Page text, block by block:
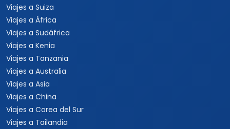
Viajes a Suiza
Viajes a África
Viajes a Sudáfrica
Viajes a Kenia
Viajes a Tanzania
Viajes a Australia
Viajes a Asia
Viajes a China
Viajes a Corea del Sur
Viajes a Tailandia